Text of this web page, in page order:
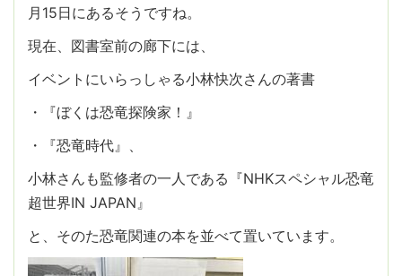
月15日にあるそうですね。
現在、図書室前の廊下には、
イベントにいらっしゃる小林快次さんの著書
・『ぼくは恐竜探険家！』
・『恐竜時代』、
小林さんも監修者の一人である『NHKスペシャル恐竜
超世界IN JAPAN』
と、そのた恐竜関連の本を並べて置いています。